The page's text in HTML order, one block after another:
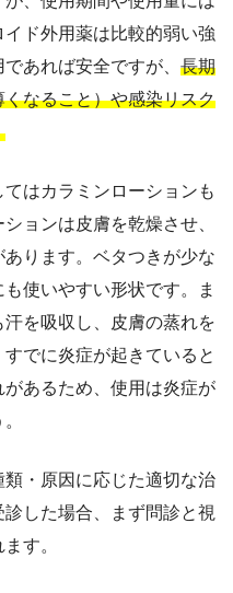
ド外用薬は比較的弱い強
あれば安全ですが、 長期
なること）や感染リスク
はカラミンローションも
ョンは皮膚を乾燥させ、
ります。ベタつきが少な
使いやすい形状です。ま
を吸収し、皮膚の蒸れを
でに炎症が起きていると
あるため、使用は炎症が
・原因に応じた適切な治
した場合、まず問診と視
す。